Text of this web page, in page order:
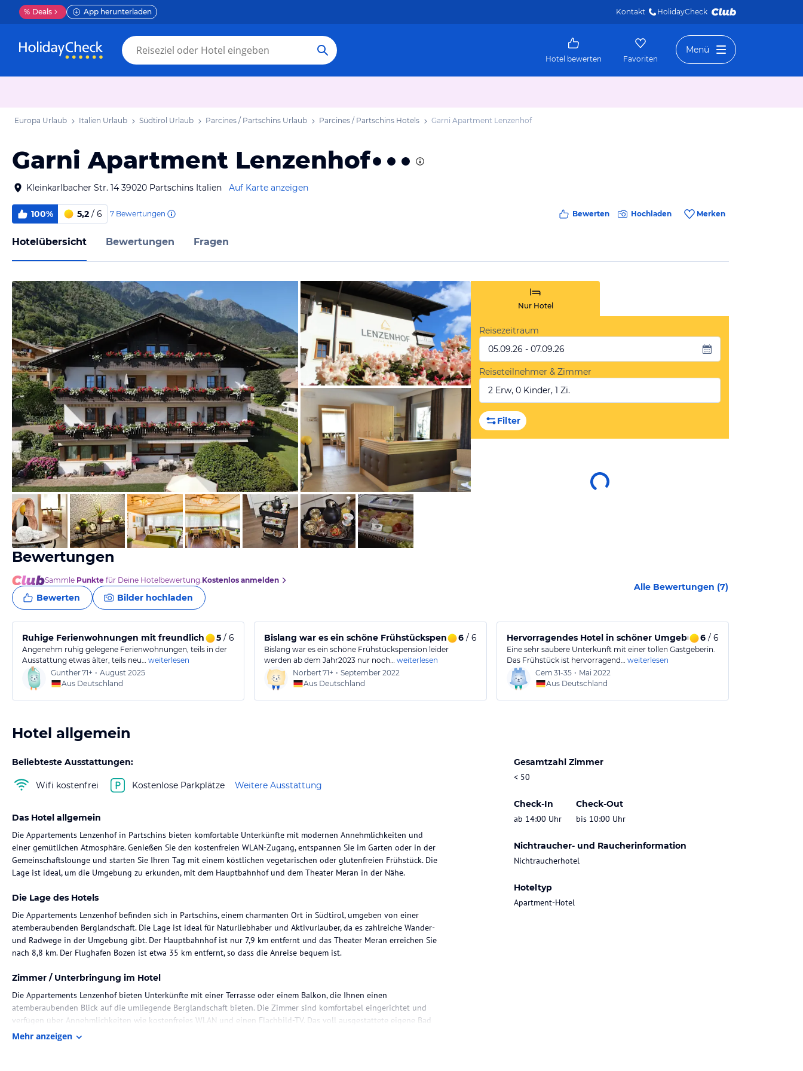
% Deals App herunterladen Kontakt HolidayCheck
Hotel bewerten Favoriten
Menü
Europa Urlaub Italien Urlaub Südtirol Urlaub Parcines / Partschins Urlaub Parcines / Partschins Hotels Garni Apartment Lenzenhof
Garni Apartment Lenzenhof
Kleinkarlbacher Str. 14 39020 Partschins Italien Auf Karte anzeigen
100% 5,2 / 6 7 Bewertungen Bewerten Hochladen Merken
Hotelübersicht Bewertungen Fragen
von Booking.com
von Booking.com
von Booking.com
Nur Hotel
Reisezeitraum
05.09.26 - 07.09.26
Reiseteilnehmer & Zimmer
2 Erw, 0 Kinder, 1 Zi.
Filter
Bewertungen
Sammle Punkte für Deine Hotelbewertung.Kostenlos anmelden
Bewerten Bilder hochladen
Alle Bewertungen (7)
Ruhige Ferienwohnungen mit freundlichem Service
5 / 6
Angenehm ruhig gelegene Ferienwohnungen, teils in der
Ausstattung etwas älter, teils neu… weiterlesen
Gunther71+ • August 2025
Aus Deutschland
Bislang war es ein schöne Frühstückspension
6/ 6
Bislang war es ein schöne Frühstückspension leider
werden ab dem Jahr2023 nur noch… weiterlesen
Norbert71+ • September 2022
Aus Deutschland
Hervorragendes Hotel in schöner Umgebung
6/ 6
Eine sehr saubere Unterkunft mit einer tollen Gastgeberin.
Das Frühstück ist hervorragend… weiterlesen
Cem 31-35 • Mai 2022
Aus Deutschland
Hotel allgemein
Beliebteste Ausstattungen:
Wifi kostenfrei Kostenlose Parkplätze Weitere Ausstattung
Gesamtzahl Zimmer
< 50
Check-In
ab 14:00 Uhr
Check-Out
bis 10:00 Uhr
Nichtraucher- und Raucherinformation
Nichtraucherhotel
Hoteltyp
Apartment-Hotel
Das Hotel allgemein
Die Appartements Lenzenhof in Partschins bieten komfortable Unterkünfte mit modernen Annehmlichkeiten und
einer gemütlichen Atmosphäre. Genießen Sie den kostenfreien WLAN-Zugang, entspannen Sie im Garten oder in der
Gemeinschaftslounge und starten Sie Ihren Tag mit einem köstlichen vegetarischen oder glutenfreien Frühstück. Die
Lage ist ideal, um die Umgebung zu erkunden, mit dem Hauptbahnhof und dem Theater Meran in der Nähe.
Die Lage des Hotels
Die Appartements Lenzenhof befinden sich in Partschins, einem charmanten Ort in Südtirol, umgeben von einer
atemberaubenden Berglandschaft. Die Lage ist ideal für Naturliebhaber und Aktivurlauber, da es zahlreiche Wander-
und Radwege in der Umgebung gibt. Der Hauptbahnhof ist nur 7,9 km entfernt und das Theater Meran erreichen Sie
nach 8,8 km. Der Flughafen Bozen ist etwa 35 km entfernt, so dass die Anreise bequem ist.
Zimmer / Unterbringung im Hotel
Die Appartements Lenzenhof bieten Unterkünfte mit einer Terrasse oder einem Balkon, die Ihnen einen
atemberaubenden Blick auf die umliegende Berglandschaft bieten. Die Zimmer sind komfortabel eingerichtet und
verfügen über Annehmlichkeiten wie kostenfreies WLAN und einen Flachbild-TV. Das voll ausgestattete eigene Bad
ist mit einer Dusche und einem Haartrockner ausgestattet, so dass Sie sich wie zu Hause fühlen können.
Mehr anzeigen